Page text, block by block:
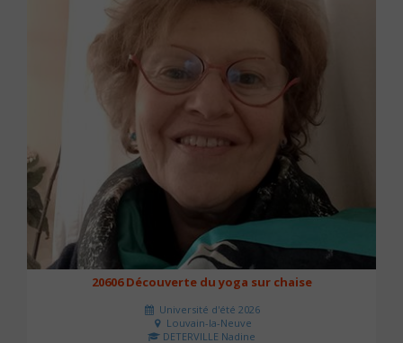
20606 Découverte du yoga sur chaise
Université d'été 2026
Louvain-la-Neuve
DETERVILLE Nadine